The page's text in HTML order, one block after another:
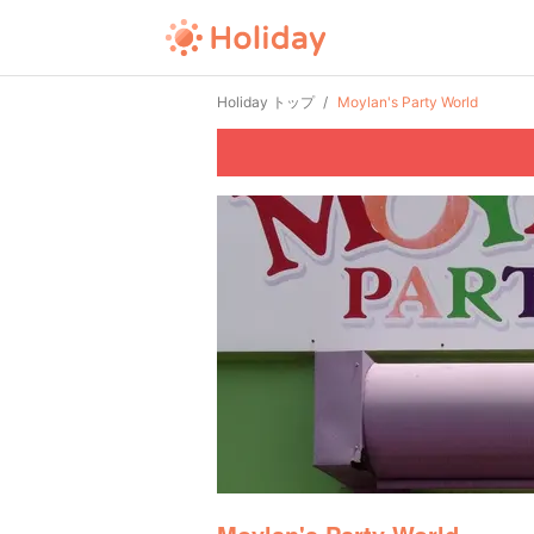
Holiday トップ Moylan's Party World